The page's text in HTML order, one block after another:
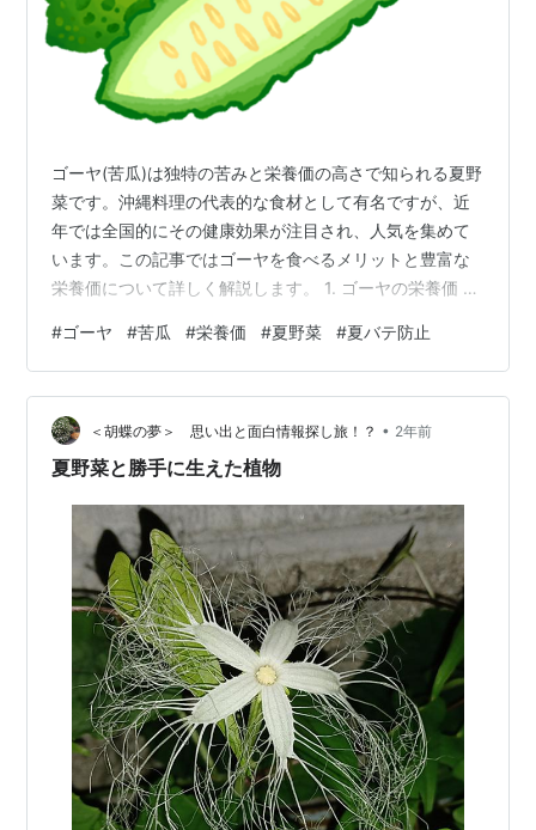
ゴーヤ(苦瓜)は独特の苦みと栄養価の高さで知られる夏野
菜です。沖縄料理の代表的な食材として有名ですが、近
年では全国的にその健康効果が注目され、人気を集めて
います。この記事ではゴーヤを食べるメリットと豊富な
栄養価について詳しく解説します。 1. ゴーヤの栄養価 ゴ
成分は以下の通りです。 ・ビタミンC：ゴーヤは、レモ
ンの2倍以上のビタミンCを含んでいます。100gあたり約
76mgものビタミンCが含まれており、1日の推奨摂取量
をほぼ満たすことができます。 ・ビタミンA（β-カロテ
ン）：ゴーヤには、β-カロテンが豊富に含まれていま
#ゴーヤ #苦瓜 #栄養価 #夏野菜 #夏バテ防止
＜胡蝶の夢＞ 思い出と面白情報探し旅！？ • 2年前
夏野菜と勝手に生えた植物